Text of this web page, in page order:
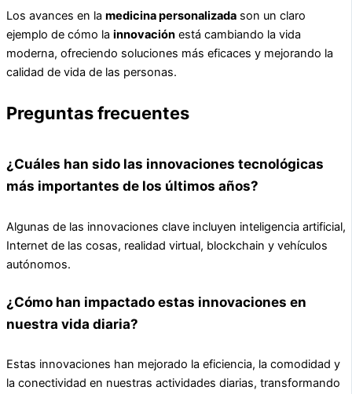
Los avances en la medicina personalizada son un claro
ejemplo de cómo la innovación está cambiando la vida
moderna, ofreciendo soluciones más eficaces y mejorando la
calidad de vida de las personas.
Preguntas frecuentes
¿Cuáles han sido las innovaciones tecnológicas
más importantes de los últimos años?
Algunas de las innovaciones clave incluyen inteligencia artificial,
Internet de las cosas, realidad virtual, blockchain y vehículos
autónomos.
¿Cómo han impactado estas innovaciones en
nuestra vida diaria?
Estas innovaciones han mejorado la eficiencia, la comodidad y
la conectividad en nuestras actividades diarias, transformando